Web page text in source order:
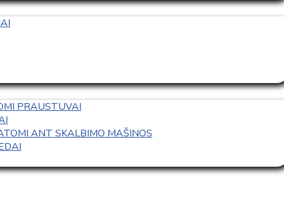
PRAUSTUVAI
ANT SKALBIMO MAŠINOS